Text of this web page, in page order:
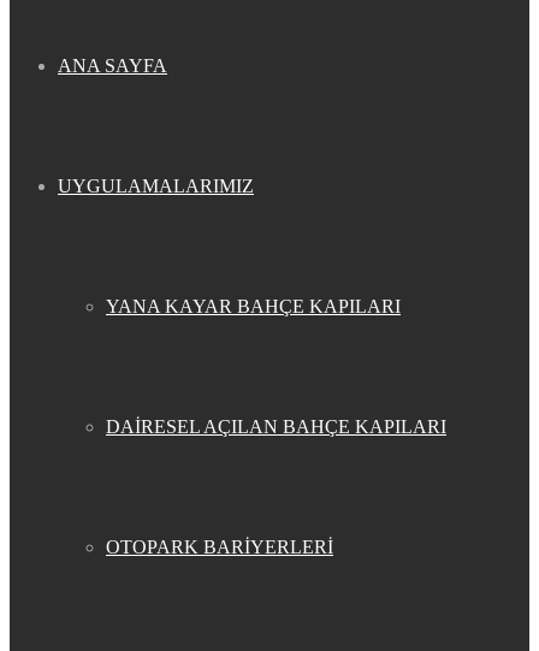
ANA SAYFA
UYGULAMALARIMIZ
YANA KAYAR BAHÇE KAPILARI
DAİRESEL AÇILAN BAHÇE KAPILARI
OTOPARK BARİYERLERİ